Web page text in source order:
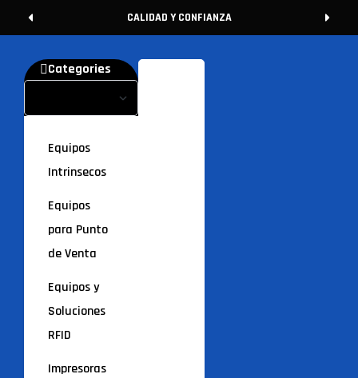
CALIDAD Y CONFIANZA
Categories
Equipos
Intrinsecos
Equipos
para Punto
de Venta
Equipos y
Soluciones
RFID
Impresoras